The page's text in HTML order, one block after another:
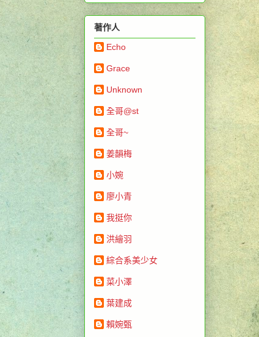
著作人
Echo
Grace
Unknown
全哥@st
全哥~
姜韻梅
小婉
廖小青
我挺你
洪繪羽
綜合系美少女
菜小澤
葉建成
賴婉甄